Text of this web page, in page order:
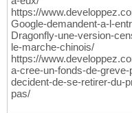
https://
Google-demandent-a-l-
Dragonfly-une-version-
le-marche-chinois/
https://
a-cree-un-fonds-de-
decident-de-se-retirer-du-
pas/